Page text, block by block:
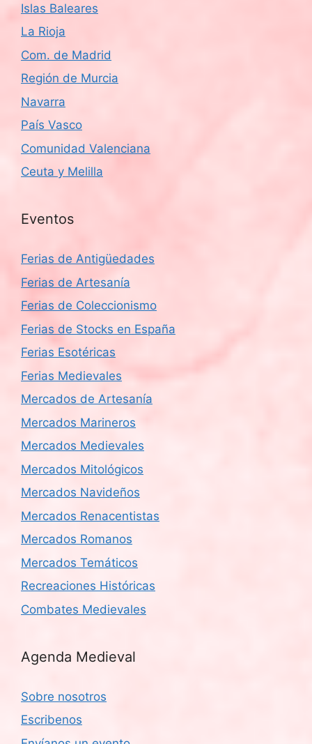
Islas Baleares
La Rioja
Com. de Madrid
Región de Murcia
Navarra
País Vasco
Comunidad Valenciana
Ceuta y Melilla
Eventos
Ferias de Antigüedades
Ferias de Artesanía
Ferias de Coleccionismo
Ferias de Stocks en España
Ferias Esotéricas
Ferias Medievales
Mercados de Artesanía
Mercados Marineros
Mercados Medievales
Mercados Mitológicos
Mercados Navideños
Mercados Renacentistas
Mercados Romanos
Mercados Temáticos
Recreaciones Históricas
Combates Medievales
Agenda Medieval
Sobre nosotros
Escribenos